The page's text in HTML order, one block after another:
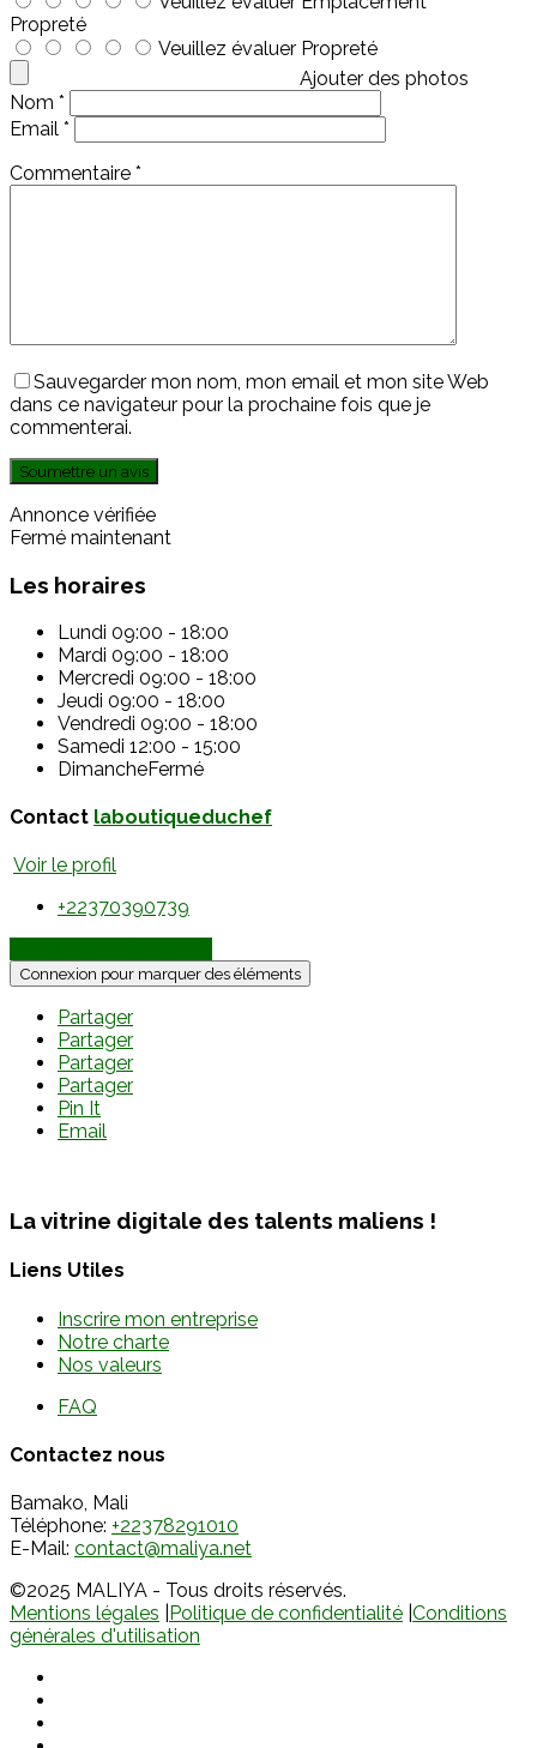
Propreté
Veuillez évaluer Propreté
Ajouter des photos
Nom *
Email *
Commentaire *
Sauvegarder mon nom, mon email et mon site Web
dans ce navigateur pour la prochaine fois que je
commenterai.
Annonce vérifiée
Fermé maintenant
Les horaires
Lundi 09:00 - 18:00
Mardi 09:00 - 18:00
Mercredi 09:00 - 18:00
Jeudi 09:00 - 18:00
Vendredi 09:00 - 18:00
Samedi 12:00 - 15:00
DimancheFermé
Contact laboutiqueduchef
Voir le profil
+22370390739
Connexion pour marquer des éléments
Partager
Partager
Partager
Partager
Pin It
Email
La vitrine digitale des talents maliens !
Liens Utiles
Inscrire mon entreprise
Notre charte
Nos valeurs
FAQ
Contactez nous
Bamako, Mali
Téléphone: +22378291010
E-Mail: contact@maliya.net
©2025 MALIYA - Tous droits réservés.
Mentions légales Politique de confidentialité Conditions
générales d'utilisation